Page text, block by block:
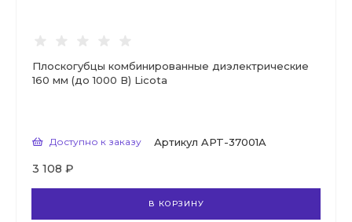
Плоскогубцы комбинированные диэлектрические
160 мм (до 1000 В) Licota
Доступно к заказу Артикул APT-37001A
3 108 ₽
В КОРЗИНУ